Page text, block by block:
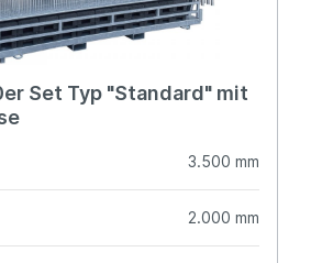
Set Typ "Standard" mit
3.500 mm
2.000 mm